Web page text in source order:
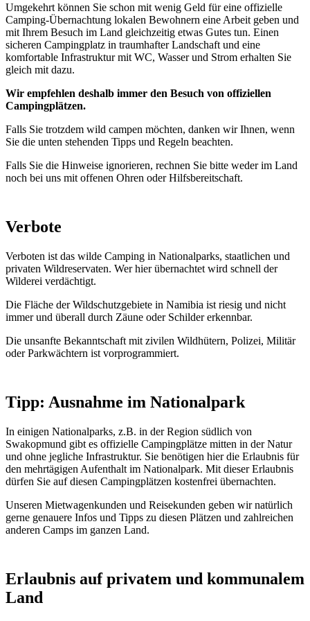
Umgekehrt können Sie schon mit wenig Geld für eine offizielle
Camping-Übernachtung lokalen Bewohnern eine Arbeit geben und
mit Ihrem Besuch im Land gleichzeitig etwas Gutes tun. Einen
sicheren Campingplatz in traumhafter Landschaft und eine
komfortable Infrastruktur mit WC, Wasser und Strom erhalten Sie
gleich mit dazu.
Wir empfehlen deshalb immer den Besuch von offiziellen
Campingplätzen.
Falls Sie trotzdem wild campen möchten, danken wir Ihnen, wenn
Sie die unten stehenden Tipps und Regeln beachten.
Falls Sie die Hinweise ignorieren, rechnen Sie bitte weder im Land
noch bei uns mit offenen Ohren oder Hilfsbereitschaft.
Verbote
Verboten ist das wilde Camping in Nationalparks, staatlichen und
privaten Wildreservaten. Wer hier übernachtet wird schnell der
Wilderei verdächtigt.
Die Fläche der Wildschutzgebiete in Namibia ist riesig und nicht
immer und überall durch Zäune oder Schilder erkennbar.
Die unsanfte Bekanntschaft mit zivilen Wildhütern, Polizei, Militär
oder Parkwächtern ist vorprogrammiert.
Tipp: Ausnahme im Nationalpark
In einigen Nationalparks, z.B. in der Region südlich von
Swakopmund gibt es offizielle Campingplätze mitten in der Natur
und ohne jegliche Infrastruktur. Sie benötigen hier die Erlaubnis für
den mehrtägigen Aufenthalt im Nationalpark. Mit dieser Erlaubnis
dürfen Sie auf diesen Campingplätzen kostenfrei übernachten.
Unseren Mietwagenkunden und Reisekunden geben wir natürlich
gerne genauere Infos und Tipps zu diesen Plätzen und zahlreichen
anderen Camps im ganzen Land.
Erlaubnis auf privatem und kommunalem
Land